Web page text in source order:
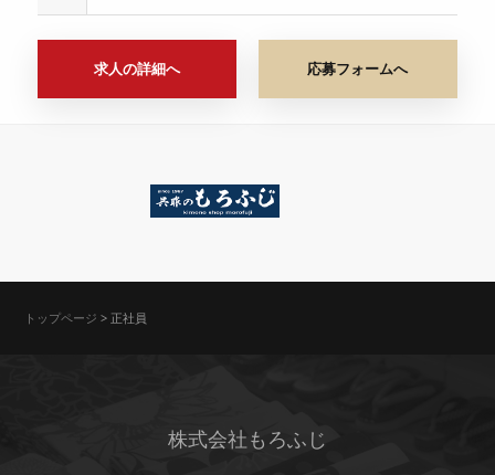
求人の詳細へ 応募フォームへ
トップページ > 正社員
株式会社もろふじ